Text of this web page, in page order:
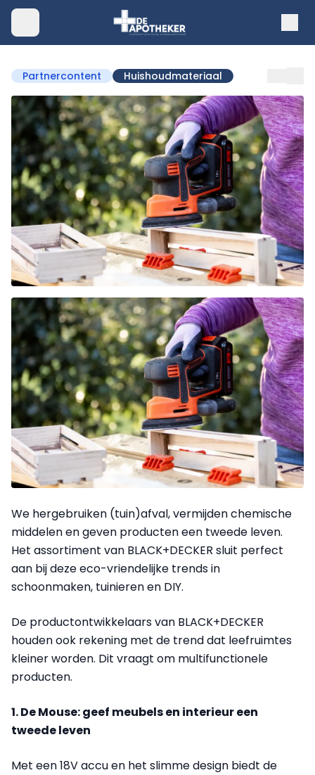
Partnercontent Huishoudmateriaal
We hergebruiken (tuin)afval, vermijden chemische
middelen en geven producten een tweede leven.
Het assortiment van BLACK+DECKER sluit perfect
aan bij deze eco-vriendelijke trends in
schoonmaken, tuinieren en DIY.
De productontwikkelaars van BLACK+DECKER
houden ook rekening met de trend dat leefruimtes
kleiner worden. Dit vraagt om multifunctionele
producten.
1. De Mouse: geef meubels en interieur een
tweede leven
Met een 18V accu en het slimme design biedt de